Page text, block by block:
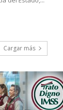
Cargar más